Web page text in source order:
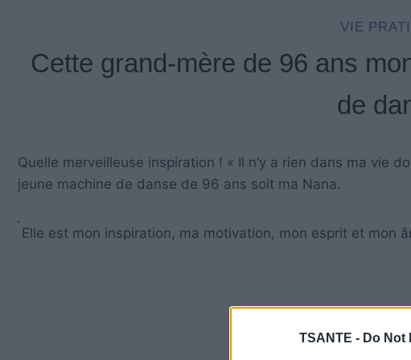
TSANTE - Do Not
VIE
Cette grand-mère de 96 ans
de
Quelle merveilleuse inspiration ! « Il n’y a rien dans ma vie
jeune machine de danse de 96 ans soit ma Nana.
Elle est mon inspiration, ma motivation, mon esprit et mon